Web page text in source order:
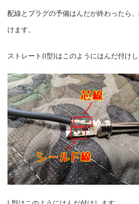
配線とプラグの予備はんだが終わったら
けます。
ストレート(I型)はこのようにはんだ付けし